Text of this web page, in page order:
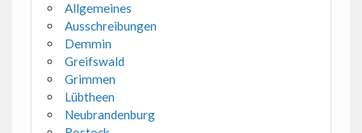
Allgemeines
Ausschreibungen
Demmin
Greifswald
Grimmen
Lübtheen
Neubrandenburg